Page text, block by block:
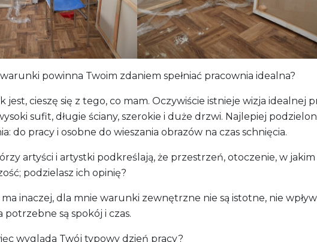
powinna Twoim zdaniem spełniać pracownia idealna?
jest, cieszę się z tego, co mam. Oczywiście istnieje wizja idealnej
sufit, długie ściany, szerokie i duże drzwi. Najlepiej
do pracy i osobne do wieszania obrazów na czas schnięcia.
artyści i artystki podkreślają, że przestrzeń, otoczenie, w jakim
podzielasz ich opinię?
ma inaczej, dla mnie warunki zewnętrzne nie są istotne, nie
potrzebne są spokój i czas.
wygląda Twój typowy dzień pracy?